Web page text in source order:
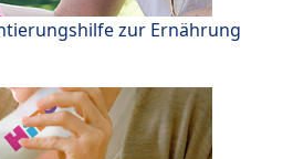
zur Ernährung